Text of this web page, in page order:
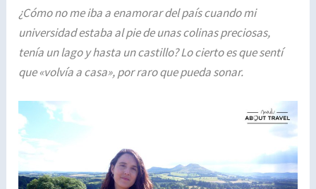
¿Cómo no me iba a enamorar del país cuando mi
universidad estaba al pie de unas colinas preciosas,
tenía un lago y hasta un castillo? Lo cierto es que sentí
que «volvía a casa», por raro que pueda sonar.